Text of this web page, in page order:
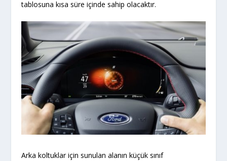
tablosuna kısa süre içinde sahip olacaktır.
Arka koltuklar için sunulan alanın küçük sınıf